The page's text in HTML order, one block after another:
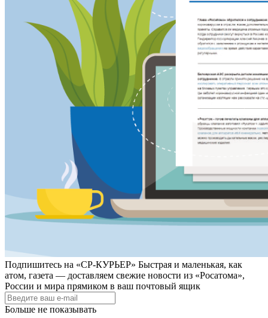
Подпишитесь на «СР-КУРЬЕР» Быстрая и маленькая, как
атом, газета — доставляем свежие новости из «Росатома»,
России и мира прямиком в ваш почтовый ящик
Больше не показывать